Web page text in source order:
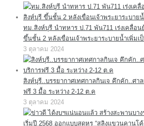
ทม.สิงห์บุรี นำทหาร ป.71 พัน711 เร่งเคลื่อน
ขึ้นชั้น 2 หลังเขื่อนเจ้าพระยาระบายน้ำเพิ่มเ
3 ตุลาคม 2024
สิงห์บุรี..บรรยากาศเทศกาลกินเจ คึกคัก..ศาล
ฟรี 3 มื้อ ระหว่าง 2-12 ต.ค
3 ตุลาคม 2024